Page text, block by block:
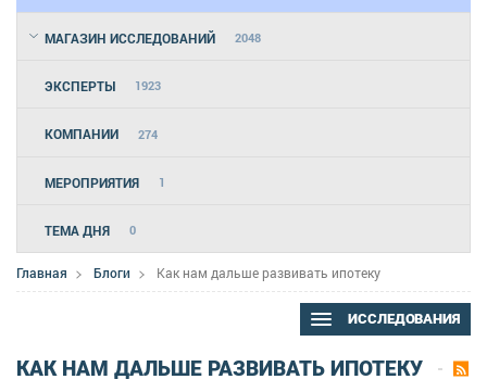
МАГАЗИН ИССЛЕДОВАНИЙ 2048
ЭКСПЕРТЫ 1923
КОМПАНИИ 274
МЕРОПРИЯТИЯ 1
ТЕМА ДНЯ 0
Главная Блоги Как нам дальше развивать ипотеку
ИССЛЕДОВАНИЯ
КАК НАМ ДАЛЬШЕ РАЗВИВАТЬ ИПОТЕКУ